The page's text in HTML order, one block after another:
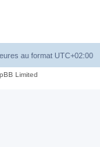
au format UTC+02:00
Limited